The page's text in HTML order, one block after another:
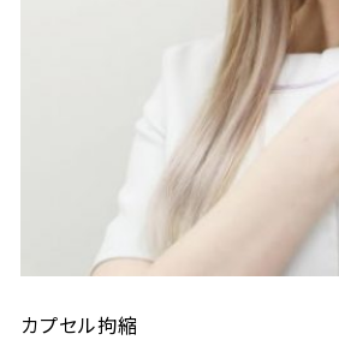
カプセル拘縮